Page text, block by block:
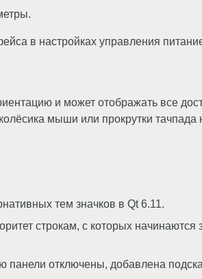
в настройках управления
и может отображать все
мыши или прокрутки тачпада
тем значков в Qt 6.11.
строкам, с которых
отключены, добавлена